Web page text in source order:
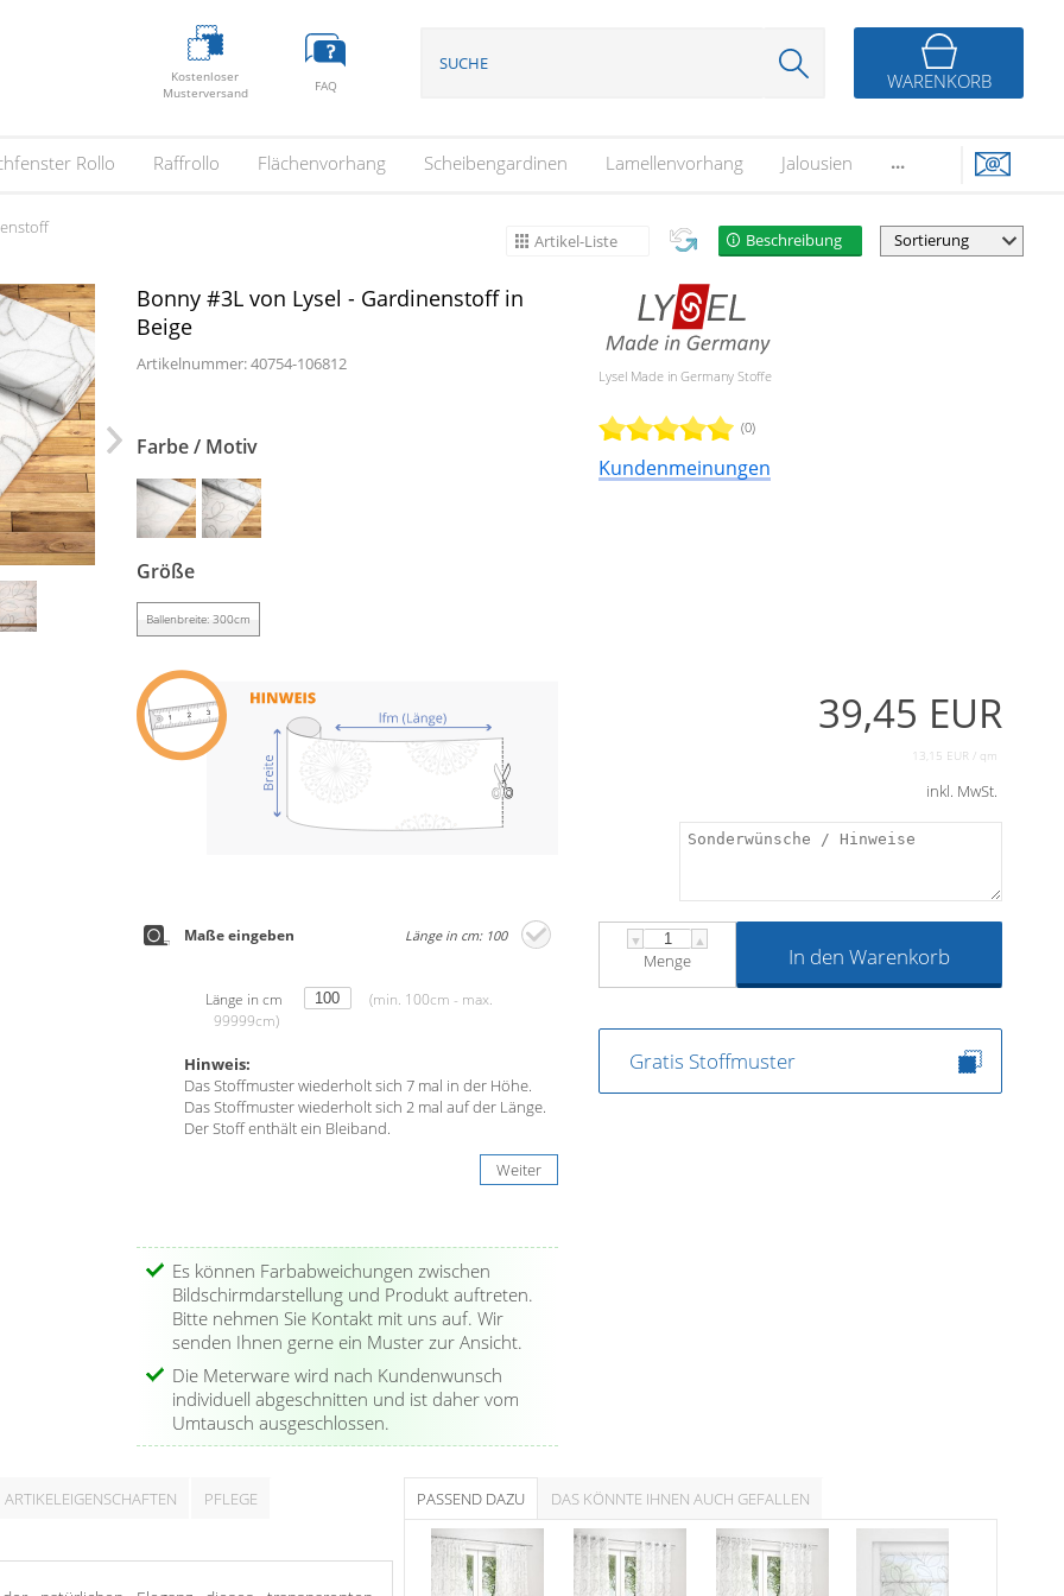
Kostenloser
Musterversand
FAQ WARENKORB
Rollo Raffrollo Flächenvorhang Scheibengardinen Lamellenvorhang Jalousien ...
Artikel-Liste Beschreibung
Bonny #3L von Lysel - Gardinenstoff in
Beige
Artikelnummer:40754-106812
Farbe / Motiv
Größe
Ballenbreite: 300cm
Maße eingeben Länge in cm: 100
Länge in cm
(min. 100cm - max.
99999cm)
Hinweis:
Das Stoffmuster wiederholt sich 7 mal in der Höhe.
Das Stoffmuster wiederholt sich 2 mal auf der Länge.
Der Stoff enthält ein Bleiband.
Weiter
Es können Farbabweichungen zwischen
Bildschirmdarstellung und Produkt auftreten.
Bitte nehmen Sie Kontakt mit uns auf. Wir
senden Ihnen gerne ein Muster zur Ansicht.
Die Meterware wird nach Kundenwunsch
individuell abgeschnitten und ist daher vom
Umtausch ausgeschlossen.
Lysel Made in Germany Stoffe
(0)
Kundenmeinungen
39,45 EUR
13,15 EUR / qm
inkl. MwSt.
▼ ▲
Menge In den Warenkorb
Gratis Stoffmuster
ARTIKELEIGENSCHAFTEN
PFLEGE
PASSEND DAZU DAS KÖNNTE IHNEN AUCH GEFALLEN